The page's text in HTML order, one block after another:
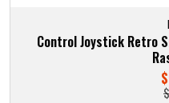
Control Joystick Retro